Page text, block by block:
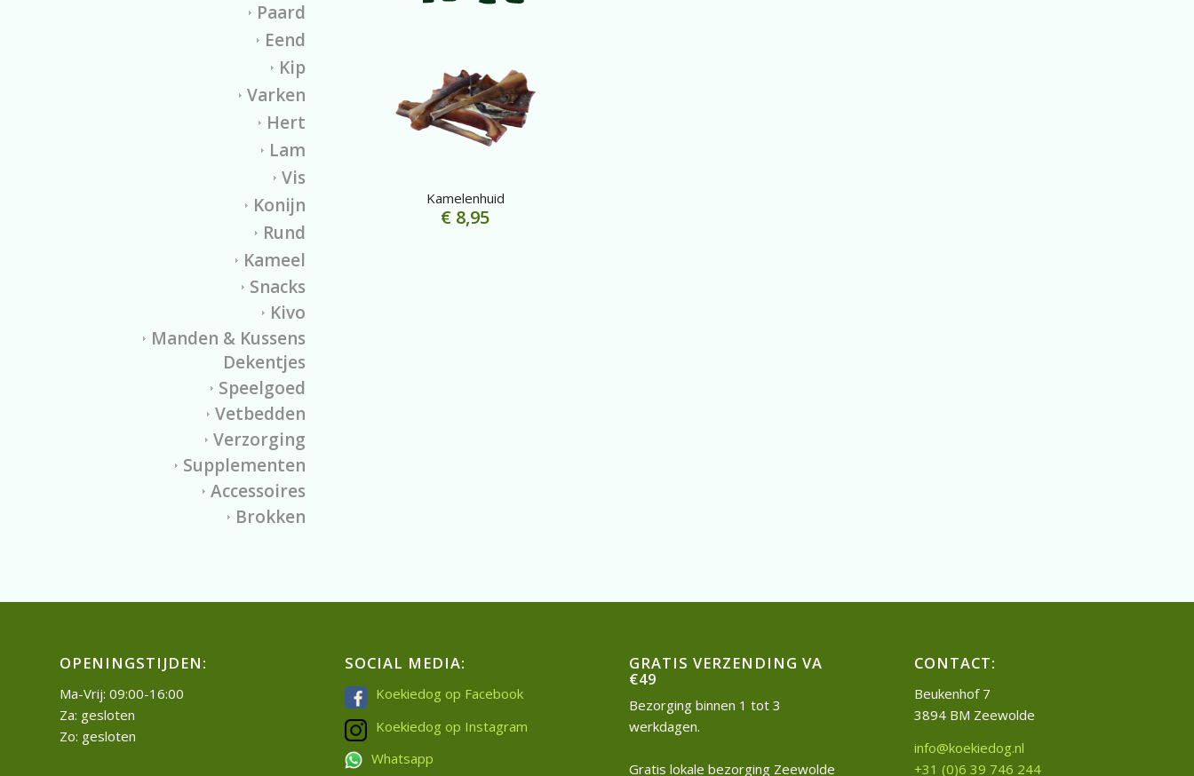
Kamelenhuid
€ 8,95
Paard
Eend
Kip
Varken
Hert
Lam
Vis
Konijn
Rund
Kameel
Snacks
Kivo
Manden & Kussens
Dekentjes
Speelgoed
Vetbedden
Verzorging
Supplementen
Accessoires
Brokken
OPENINGSTIJDEN:
Ma-Vrij: 09:00-16:00
Za: gesloten
Zo: gesloten
SOCIAL MEDIA:
Koekiedog op Facebook
Koekiedog op Instagram
Whatsapp
GRATIS VERZENDING VA
€49
Bezorging binnen 1 tot 3
werkdagen.
Gratis lokale bezorging Zeewolde
CONTACT:
Beukenhof 7
3894 BM Zeewolde
info@koekiedog.nl
+31 (0)6 39 746 244